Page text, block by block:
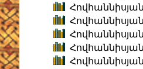
Հովհաննիսյան
Հովհաննիսյան